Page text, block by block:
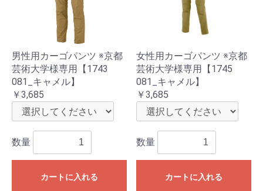
男性用カーゴパンツ ※京都
芸術大学様専用【1743
081_キャメル】
￥3,685
数量
カートに入れる
女性用カーゴパンツ ※京都
芸術大学様専用【1745
081_キャメル】
￥3,685
数量
カートに入れる